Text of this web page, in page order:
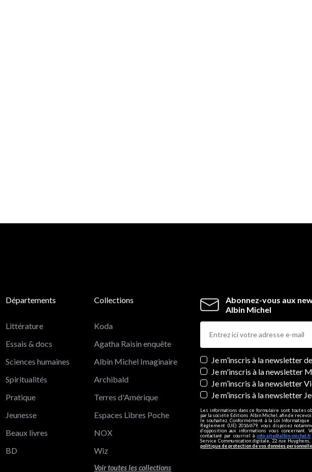
Abonnez-vous aux
Albin Michel
Newsletters
Je m’inscris à la newsletter
Je m'inscris à la newsletter
Je m’inscris à la newsletter
Je m’inscris à la newsletter
Les informations dans ce formulaire sont toutes
par la société Editions Albin Michel, afin de
le souhaitez. Conformément à la Loi
Règlement (UE) 2016/679, vous disposez
d’opposition aux informations vous
contactant par courriel àinfo-site@albin-michel.fr
Service Communication digitale, 22 rue Huyghens,
politique de protection de vos données
Départements
Littérature
Essais & docs
Sciences humaines
Spiritualités
Pratique
Jeunesse
Beaux livres
BD
Collections
Koda
Agatha Raisin enquête
Albin Michel Imaginaire
Archibald
Terres d'Amérique
Espaces Libres Poche
NOX
Wiz
Voir toutes les collections